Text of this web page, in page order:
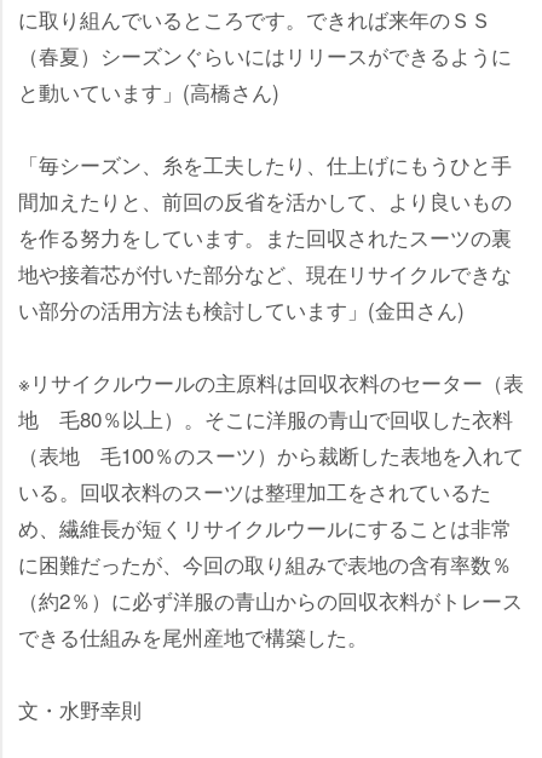
に取り組んでいるところです。できれば来年のＳＳ
（春夏）シーズンぐらいにはリリースができるように
と動いています」(高橋さん)
「毎シーズン、糸を工夫したり、仕上げにもうひと手
間加えたりと、前回の反省を活かして、より良いもの
を作る努力をしています。また回収されたスーツの裏
地や接着芯が付いた部分など、現在リサイクルできな
い部分の活用方法も検討しています」(金田さん)
※リサイクルウールの主原料は回収衣料のセーター（表
地 毛80％以上）。そこに洋服の青山で回収した衣料
（表地 毛100％のスーツ）から裁断した表地を入れて
いる。回収衣料のスーツは整理加工をされているた
め、繊維長が短くリサイクルウールにすることは非常
に困難だったが、今回の取り組みで表地の含有率数％
（約2％）に必ず洋服の青山からの回収衣料がトレース
できる仕組みを尾州産地で構築した。
文・水野幸則